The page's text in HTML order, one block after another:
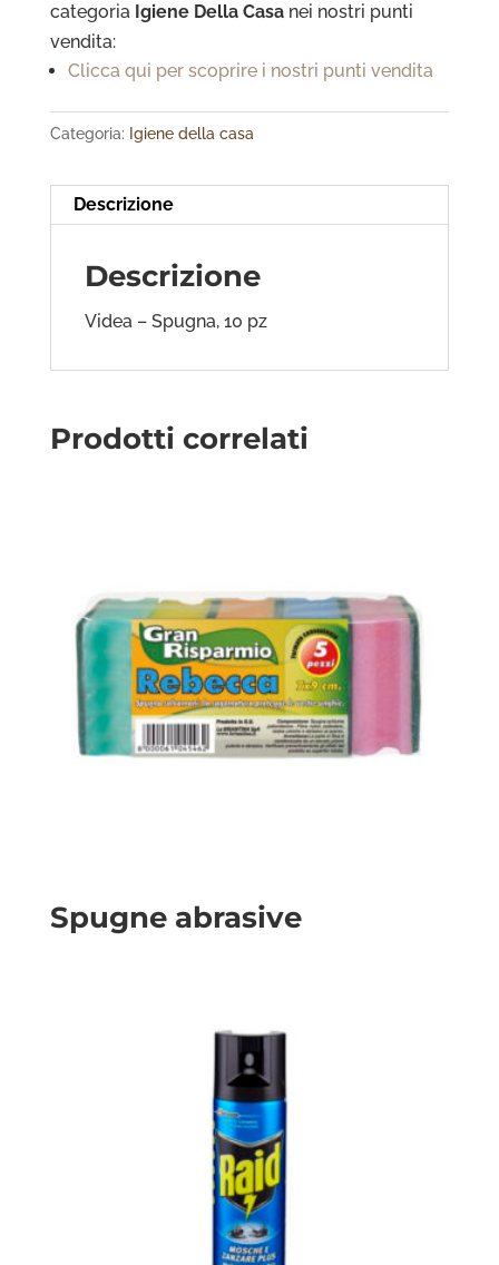
categoria Igiene Della Casa nei nostri punti
vendita:
Clicca qui per scoprire i nostri punti vendita
Categoria: Igiene della casa
Descrizione
Descrizione
Videa – Spugna, 10 pz
Prodotti correlati
Spugne abrasive